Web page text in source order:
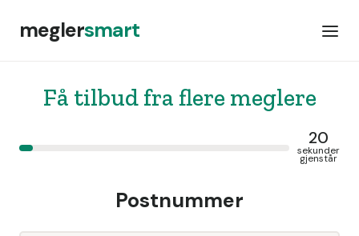
meglersmart
Få tilbud fra flere meglere
20
sekunder
gjenstår
Postnummer